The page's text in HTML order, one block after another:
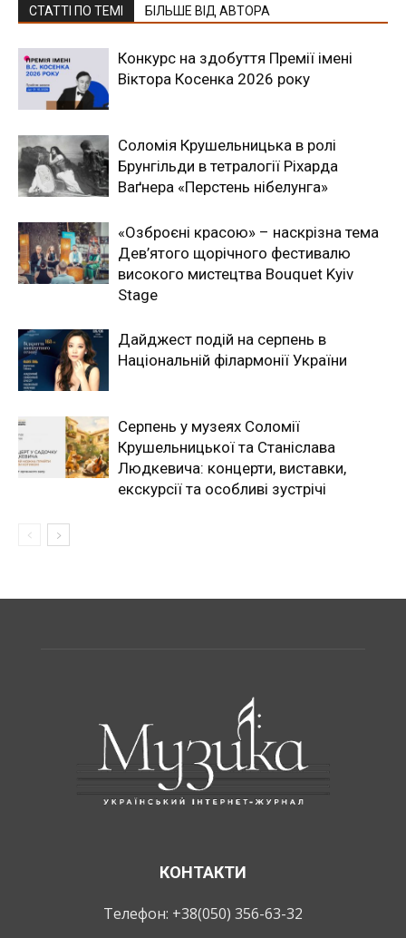
СТАТТІ ПО ТЕМІ БІЛЬШЕ ВІД АВТОРА
Конкурс на здобуття Премії імені
Віктора Косенка 2026 року
Соломія Крушельницька в ролі
Брунгільди в тетралогії Ріхарда
Ваґнера «Перстень нібелунга»
«Озброєні красою» – наскрізна тема
Дев’ятого щорічного фестивалю
високого мистецтва Bouquet Kyiv
Stage
Дайджест подій на серпень в
Національній філармонії України
Серпень у музеях Соломії
Крушельницької та Станіслава
Людкевича: концерти, виставки,
екскурсії та особливі зустрічі
КОНТАКТИ
Телефон: +38(050) 356-63-32